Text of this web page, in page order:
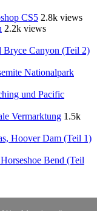
CS5 2.8k views
2.2k views
Bryce Canyon (Teil 2)
Nationalpark
und Pacific
Vermarktung 1.5k
Hoover Dam (Teil 1)
Bend (Teil